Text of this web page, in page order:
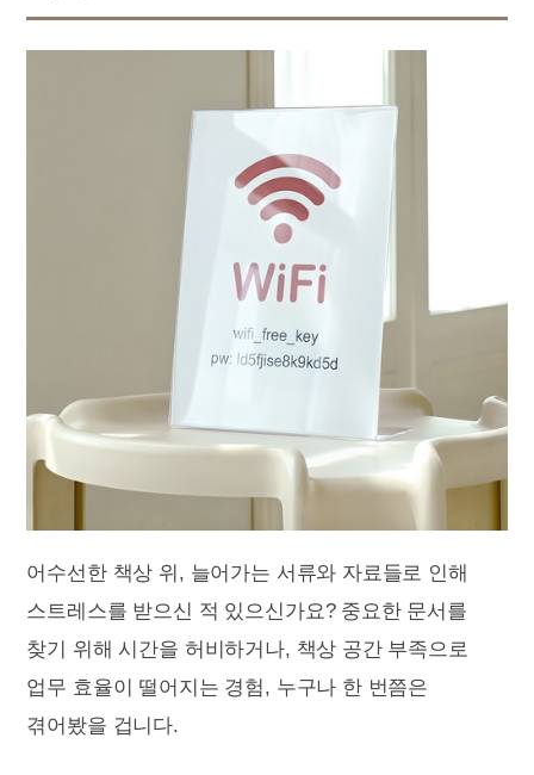
어수선한 책상 위, 늘어가는 서류와 자료들로 인해
스트레스를 받으신 적 있으신가요? 중요한 문서를
찾기 위해 시간을 허비하거나, 책상 공간 부족으로
업무 효율이 떨어지는 경험, 누구나 한 번쯤은
겪어봤을 겁니다.